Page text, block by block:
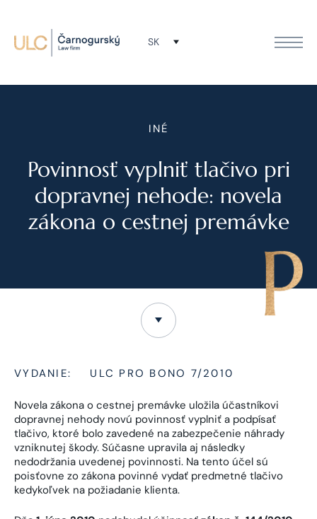
SK
INÉ
Povinnosť vyplniť tlačivo pri
dopravnej nehode: novela
zákona o cestnej premávke
VYDANIE: ULC PRO BONO 7/2010
Novela zákona o cestnej premávke uložila účastníkovi
dopravnej nehody novú povinnosť vyplniť a podpísať
tlačivo, ktoré bolo zavedené na zabezpečenie náhrady
vzniknutej škody. Súčasne upravila aj následky
nedodržania uvedenej povinnosti. Na tento účel sú
poisťovne zo zákona povinné vydať predmetné tlačivo
kedykoľvek na požiadanie klienta.